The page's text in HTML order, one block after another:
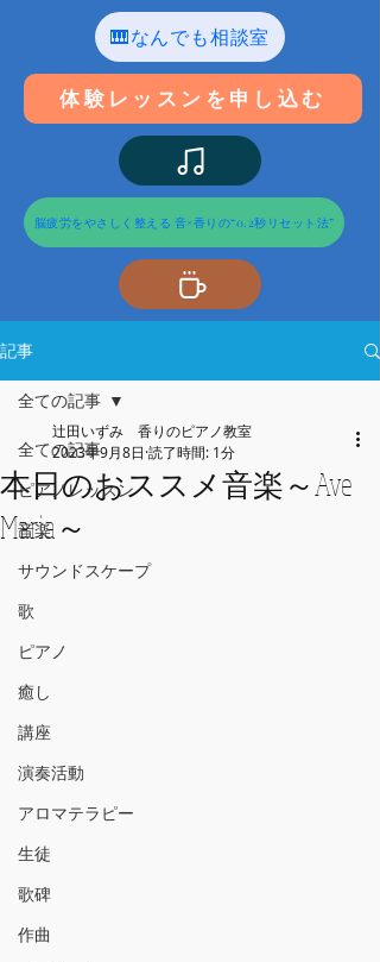
🎹なんでも相談室
体験レッスンを申し込む
脳疲労をやさしく整える 音×香りの“0.2秒リセット法”
記事
全ての記事
ピアノレッスン
音楽
サウンドスケープ
歌
ピアノ
癒し
講座
演奏活動
アロマテラピー
生徒
歌碑
作曲
全ての記事
本日のおススメ音楽～Ave
Maria～
辻田いずみ 香りのピアノ教室
2023年9月8日 読了時間: 1分